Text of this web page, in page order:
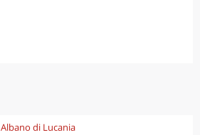
Albano di Lucania